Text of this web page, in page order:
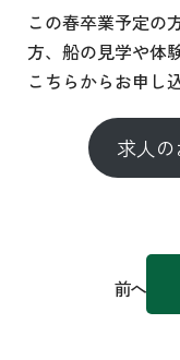
この春卒業予定の
方、船の見学や体
こちらからお申し
求人
前へ